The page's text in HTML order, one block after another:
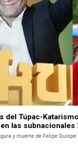
del Túpac-
las subnacionales
y muerte de Felipe Quispe